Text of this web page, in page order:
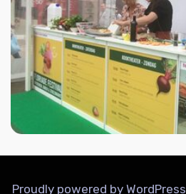
Proudly powered by WordPress